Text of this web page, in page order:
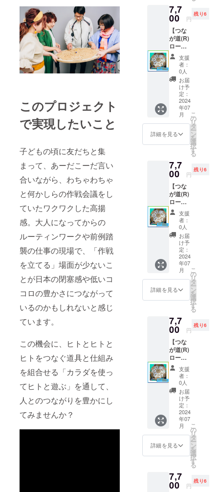
このプロジェクト
で実現したいこと
子どもの頃に友だちと集
まって、あーだこーだ言い
合いながら、わちゃわちゃ
と何かしらの作戦会議をし
ていたワクワクした高揚
感。大人になってからの
ルーティンワークや前例踏
襲の仕事の現場で、「作戦
を立てる」場面が少ないこ
とが日本の閉塞感や低いコ
コロの豊かさにつながって
いるのかもしれないと感じ
ています。
この機会に、ヒトとヒトと
ヒトをつなぐ道具と仕組み
を組合せる「カラダを使っ
てヒトと遊ぶ」を通して、
人とのつながりを豊かにし
てみませんか？
の「まぜ
る」コミュ
ニケーショ
ンツールと
してのお役
立ちをめざ
す
7,7
00 円
残り6
【つな
が道(R)
ロー
ド】『1
セッ
ト』3日
間貸
出：
7/30(火)
8/1(木)
＋往復
送料を
含む
支援
者：
0人
お届
け予
定：
2024
年07
月
詳細を見る
こ
の
リ
タ
ー
ン
を
選
択
す
る
7,7
00 円
残り6
【つな
が道(R)
ロー
ド】『1
セッ
ト』3日
間貸
出：
8/6(火)
8/8(木)
＋往復
送料を
含む
支援
者：
0人
お届
け予
定：
2024
年07
月
詳細を見る
こ
の
リ
タ
ー
ン
を
選
択
す
る
7,7
00 円
残り6
【つな
が道(R)
ロー
ド】『1
セッ
ト』3日
間貸
出：
8/20(火)
8/22(木)
＋往復
送料を
含む
支援
者：
0人
お届
け予
定：
2024
年07
月
詳細を見る
こ
の
リ
タ
ー
ン
を
選
択
す
る
7,7
00 円
残り6